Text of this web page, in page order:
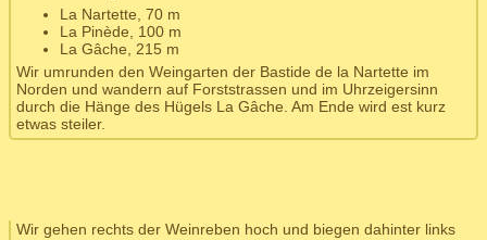
La Nartette, 70 m
La Pinède, 100 m
La Gâche, 215 m
Wir umrunden den Weingarten der Bastide de la Nartette im
Norden und wandern auf Forststrassen und im Uhrzeigersinn
durch die Hänge des Hügels La Gâche. Am Ende wird est kurz
etwas steiler.
Wir gehen rechts der Weinreben hoch und biegen dahinter links